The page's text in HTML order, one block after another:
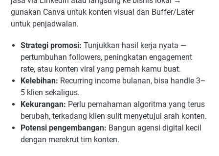
gunakan Canva untuk konten visual dan Buffer/Later
untuk penjadwalan.
Strategi promosi: Tunjukkan hasil kerja nyata —
pertumbuhan followers, peningkatan engagement
rate, atau konten viral yang pernah kamu buat.
Kelebihan: Recurring income bulanan, bisa handle 3–
5 klien sekaligus.
Kekurangan: Perlu pemahaman algoritma yang terus
berubah, terkadang klien sulit menyetujui arah konten.
Potensi pengembangan: Bangun agensi digital kecil
dengan merekrut tim konten.